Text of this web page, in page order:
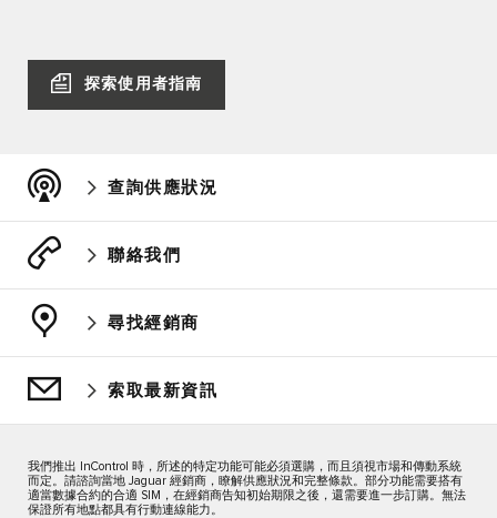
探索使用者指南
查詢供應狀況
聯絡我們
尋找經銷商
索取最新資訊
我們推出 InControl 時，所述的特定功能可能必須選購，而且須視市場和傳動系統
而定。請諮詢當地 Jaguar 經銷商，瞭解供應狀況和完整條款。部分功能需要搭有
適當數據合約的合適 SIM，在經銷商告知初始期限之後，還需要進一步訂購。無法
保證所有地點都具有行動連線能力。